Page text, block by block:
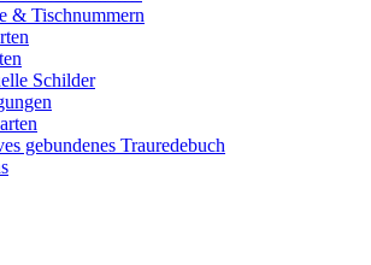
& Tischnummern
Schilder
gebundenes Trauredebuch